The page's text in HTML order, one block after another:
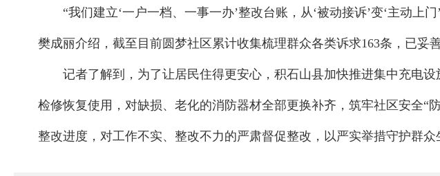
“我们建立‘一户一档、一事一办’整改台账，从‘被动接诉’变‘主动
樊成丽介绍，截至目前圆梦社区累计收集梳理群众各类诉求163条，已妥
记者了解到，为了让居民住得更安心，积石山县加快推进集中充电
检修恢复使用，对缺损、老化的消防器材全部更换补齐，筑牢社区安全
整改进度，对工作不实、整改不力的严肃督促整改，以严实举措守护群